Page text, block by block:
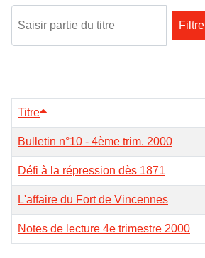
Filtre
Titre
Bulletin n°10 - 4ème trim. 2000
Défi à la répression dès 1871
L'affaire du Fort de Vincennes
Notes de lecture 4e trimestre 2000